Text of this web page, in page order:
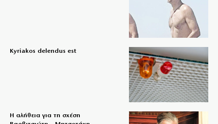
Kyriakos delendus est
Η αλήθεια για τη σχέση